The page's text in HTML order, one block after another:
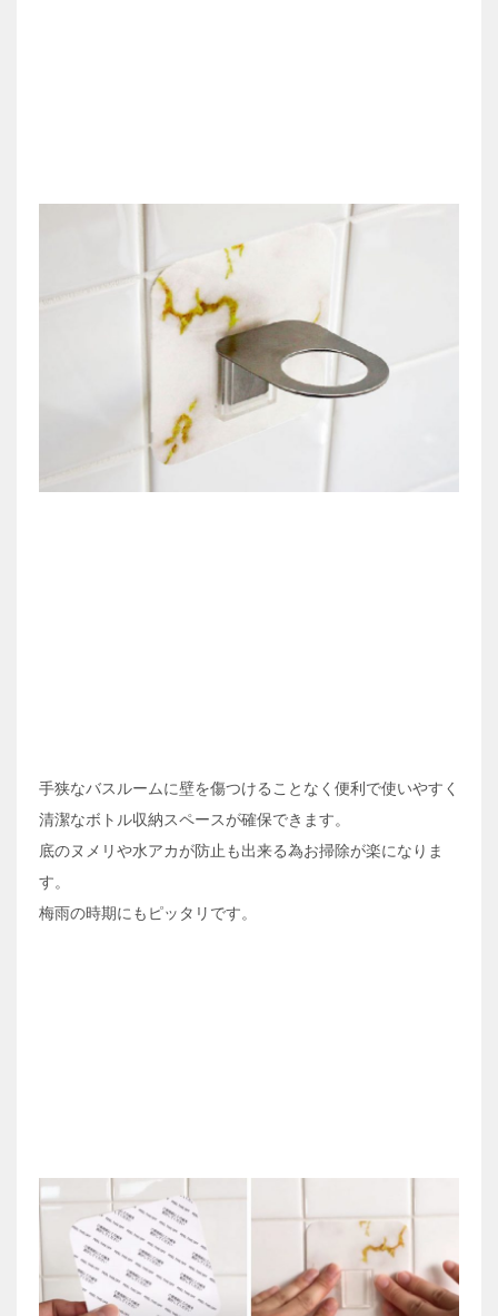
手狭なバスルームに壁を傷つけることなく便利で使いやすく
清潔なボトル収納スペースが確保できます。
底のヌメリや水アカが防止も出来る為お掃除が楽になりま
す。
梅雨の時期にもピッタリです。